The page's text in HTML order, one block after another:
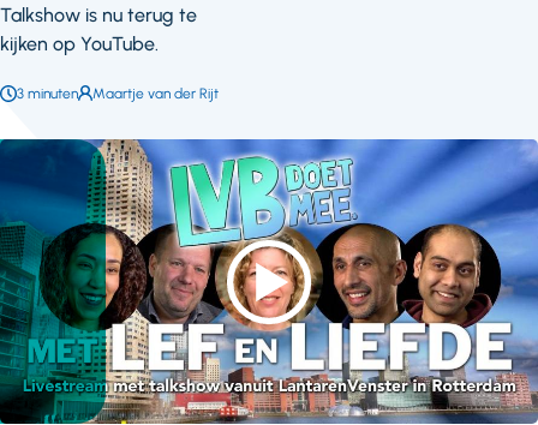
Talkshow is nu terug te
kijken op YouTube.
Leestijd:
3 minuten Auteur:
Maartje van der Rijt